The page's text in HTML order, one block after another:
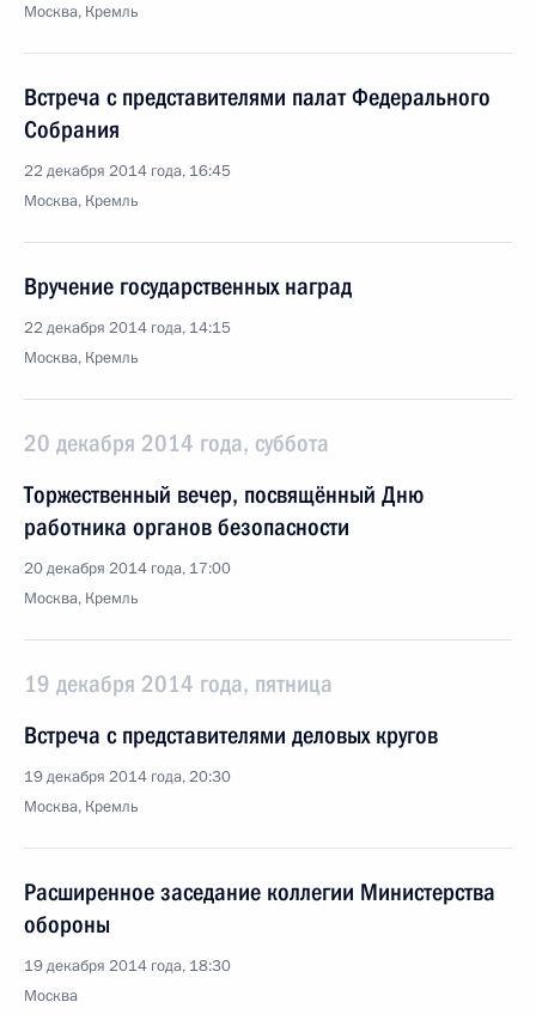
Москва, Кремль
Встреча с представителями палат Федерального
Собрания
22 декабря 2014 года, 16:45
Москва, Кремль
Вручение государственных наград
22 декабря 2014 года, 14:15
Москва, Кремль
20 декабря 2014 года, суббота
Торжественный вечер, посвящённый Дню
работника органов безопасности
20 декабря 2014 года, 17:00
Москва, Кремль
19 декабря 2014 года, пятница
Встреча с представителями деловых кругов
19 декабря 2014 года, 20:30
Москва, Кремль
Расширенное заседание коллегии Министерства
обороны
19 декабря 2014 года, 18:30
Москва